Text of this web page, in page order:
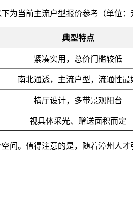
为当前主流户型报价参考（单位：
典型特点
紧凑实用，总价门槛较低
南北通透，主流户型，流通性最
横厅设计，多带景观阳台
视具体采光、赠送面积而定
间。值得注意的是，随着漳州人